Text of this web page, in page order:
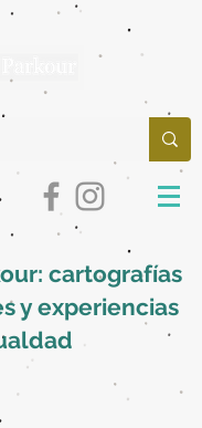
cartografías
y experiencias